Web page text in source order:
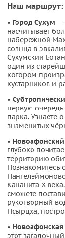
Наш маршрут:
• Город Сухум —
насчитывает
набережной
солнца в
Сухумский
один из
котором
кустарников и
•
первую очередь
парка. Узнаете
знаменитых
•
глубоко
территорию
Познакомитесь
Кананита X
сможете
рукотворный
Псырцха,
•
этот